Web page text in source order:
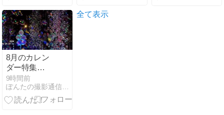
8月のカレン
ダー特集
(#^.^#)
9時間前
ぽんたの撮影通信＆うどん麺類大好き生活
全て表示